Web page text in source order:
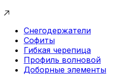
Снегодержатели
Софиты
Гибкая черепица
Профиль волновой
Доборные элементы